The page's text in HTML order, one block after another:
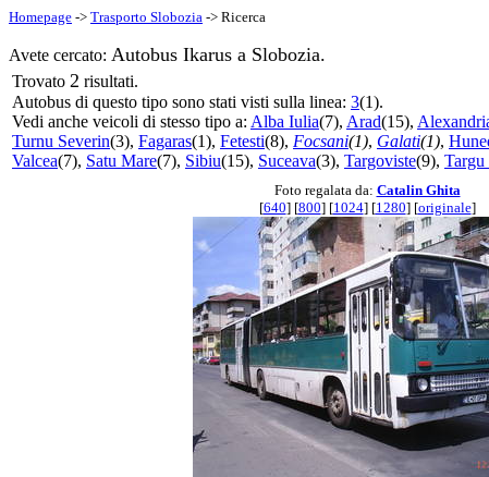
Homepage -> Trasporto Slobozia -> Ricerca
Avete cercato: Autobus Ikarus a Slobozia.
Trovato 2 risultati.
Autobus di questo tipo sono stati visti sulla linea: 3(1).
Vedi anche veicoli di stesso tipo a: Alba Iulia(7), Arad(15),
Turnu Severin(3), Fagaras(1), Fetesti(8), Focsani(1), Galati(1),
Valcea(7), Satu Mare(7), Sibiu(15), Suceava(3), Targoviste(9), Targu
Foto regalata da: Catalin Ghita
[640] [800] [1024] [1280] [originale]